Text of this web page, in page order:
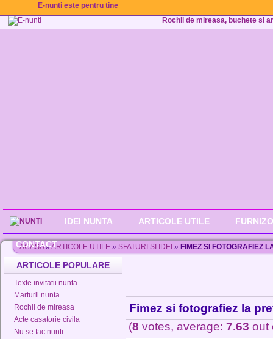
E-nunti este pentru tine
Rochii de mireasa, buchete si
IDEI NUNTA ARTICOLE UTILE
CONTACT
ACASA»ARTICOLE UTILE » SFATURI SI IDEI » FIMEZ SI FOTOGRAFIEZ
ARTICOLE POPULARE
Texte invitatii nunta
Marturii nunta
Rochii de mireasa
Acte casatorie civila
Nu se fac nunti
Fimez si fotografiez la
(8 votes, average: 7.63 out